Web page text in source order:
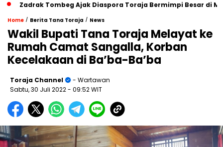
Tombeg Ajak Diaspora Toraja Bermimpi Besar di Munas
Home / Berita Tana Toraja / News
Wakil Bupati Tana Toraja Melayat ke
Rumah Camat Sangalla, Korban
Kecelakaan di Ba’ba-Ba’ba
Toraja Channel
- Wartawan
Sabtu, 30 Juli 2022- 09:52 WIT